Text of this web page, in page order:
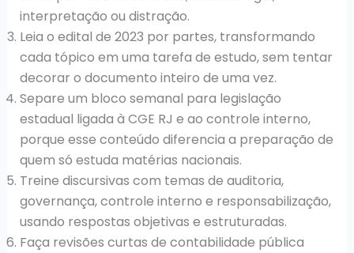
interpretação ou distração.
Leia o edital de 2023 por partes, transformando
cada tópico em uma tarefa de estudo, sem tentar
decorar o documento inteiro de uma vez.
Separe um bloco semanal para legislação
estadual ligada à CGE RJ e ao controle interno,
porque esse conteúdo diferencia a preparação de
quem só estuda matérias nacionais.
Treine discursivas com temas de auditoria,
governança, controle interno e responsabilização,
usando respostas objetivas e estruturadas.
Faça revisões curtas de contabilidade pública